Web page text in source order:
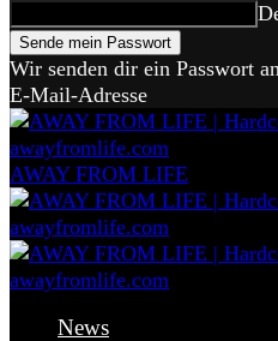
Wir senden dir ein Passwort
E-Mail-Adresse
AWAY FROM LIFE
News